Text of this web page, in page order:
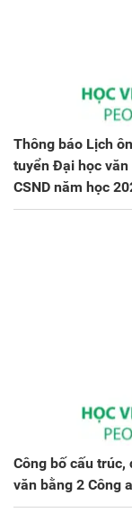
Thông báo Lịch
tuyển Đại học
CSND năm học
Công bố cấu
văn bằng 2 Công